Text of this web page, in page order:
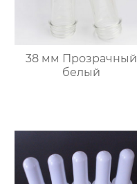
38 мм Прозрачный
белый